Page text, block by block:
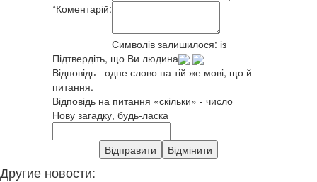
*Коментарій:
Символів залишилося: із
Підтвердіть, що Ви людина
Відповідь - одне слово на тій же мові, що й
питання.
Відповідь на питання «скільки» - число
Нову загадку, будь-ласка
Другие новости: